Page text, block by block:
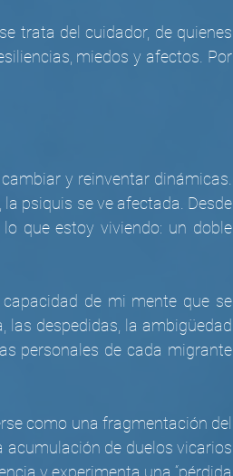
trata del cuidador, de quienes
miedos y afectos. Por
y reinventar dinámicas.
psiquis se ve afectada. Desde
que estoy viviendo: un doble
de mi mente que se
las despedidas, la ambigüedad
personales de cada migrante
como una fragmentación del
acumulación de duelos vicarios
y experimenta una “pérdida